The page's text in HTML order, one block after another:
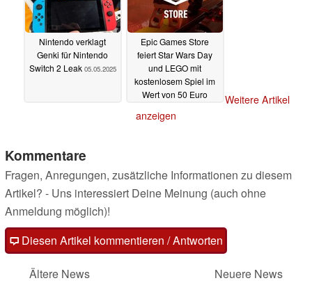
Nintendo verklagt
Genki für Nintendo
Switch 2 Leak 05.05.2025
Epic Games Store
feiert Star Wars Day
und LEGO mit
kostenlosem Spiel im
Wert von 50 Euro
Weitere Artikel
anzeigen
Kommentare
Fragen, Anregungen, zusätzliche Informationen zu diesem
Artikel? - Uns interessiert Deine Meinung (auch ohne
Anmeldung möglich)!
Diesen Artikel kommentieren / Antworten
Ältere News
Neuere News